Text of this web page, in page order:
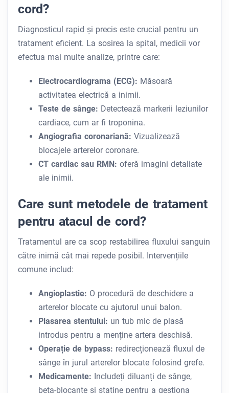
cord?
Diagnosticul rapid și precis este crucial pentru un
tratament eficient. La sosirea la spital, medicii vor
efectua mai multe analize, printre care:
Electrocardiograma (ECG): Măsoară
activitatea electrică a inimii.
Teste de sânge: Detectează markerii leziunilor
cardiace, cum ar fi troponina.
Angiografia coronariană: Vizualizează
blocajele arterelor coronare.
CT cardiac sau RMN: oferă imagini detaliate
ale inimii.
Care sunt metodele de tratament
pentru atacul de cord?
Tratamentul are ca scop restabilirea fluxului sanguin
către inimă cât mai repede posibil. Intervențiile
comune includ:
Angioplastie: O procedură de deschidere a
arterelor blocate cu ajutorul unui balon.
Plasarea stentului: un tub mic de plasă
introdus pentru a menține artera deschisă.
Operație de bypass: redirecționează fluxul de
sânge în jurul arterelor blocate folosind grefe.
Medicamente: Includeți diluanți de sânge,
beta-blocante și statine pentru a gestiona